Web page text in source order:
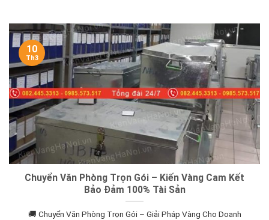
Chuyển Văn Phòng Trọn Gói – Kiến Vàng Cam Kết
Bảo Đảm 100% Tài Sản
🚚 Chuyển Văn Phòng Trọn Gói – Giải Pháp Vàng Cho Doanh
10
Th3